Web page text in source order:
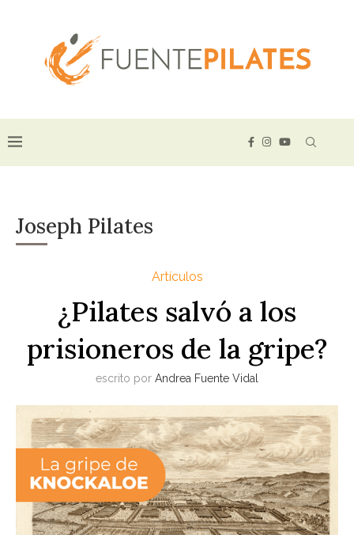
Joseph Pilates
Artículos
¿Pilates salvó a los
prisioneros de la gripe?
escrito por Andrea Fuente Vidal